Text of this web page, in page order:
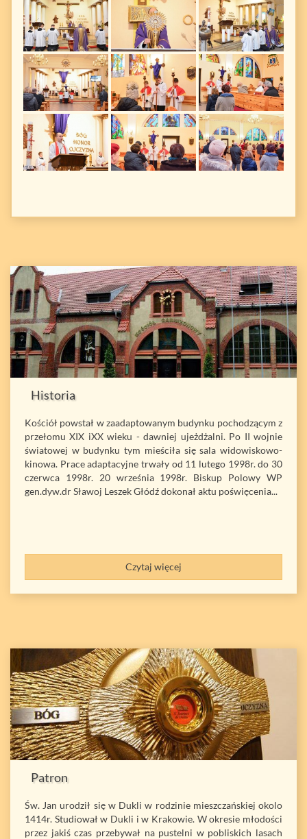
Historia
Kościół powstał w zaadaptowanym budynku pochodzącym z
przełomu XIX iXX wieku - dawniej ujeżdżalni. Po II wojnie
światowej w budynku tym mieściła się sala widowiskowo-
kinowa. Prace adaptacyjne trwały od 11 lutego 1998r. do 30
czerwca 1998r. 20 września 1998r. Biskup Polowy WP
gen.dyw.dr Sławoj Leszek Głódź dokonał aktu poświęcenia...
Czytaj więcej
Patron
Św. Jan urodził się w Dukli w rodzinie mieszczańskiej okolo
1414r. Studiował w Dukli i w Krakowie. W okresie młodości
przez jakiś czas przebywał na pustelni w pobliskich lasach